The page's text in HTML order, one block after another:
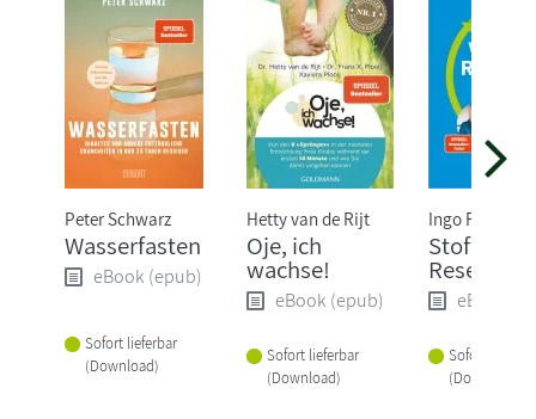
Peter Schwarz
Wasserfasten
eBook (epub)
Sofort lieferbar
(Download)
Hetty van de Rijt
Oje, ich
wachse!
eBook (epub)
Sofort lieferbar
(Download)
Ingo Froböse
Reset
eBook
Sofort
(Download)